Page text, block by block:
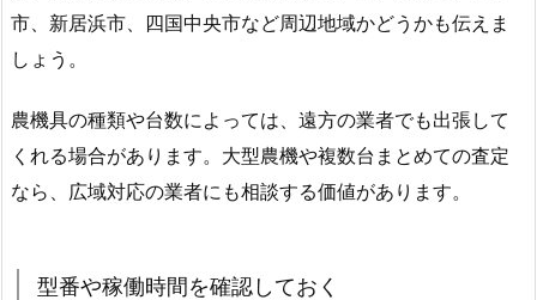
市、新居浜市、四国中央市など周辺地域かどうかも伝えま
しょう。
農機具の種類や台数によっては、遠方の業者でも出張して
くれる場合があります。大型農機や複数台まとめての査定
なら、広域対応の業者にも相談する価値があります。
型番や稼働時間を確認しておく